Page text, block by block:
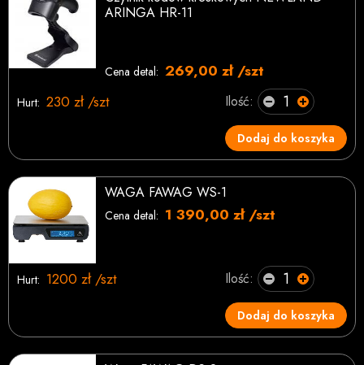
ARINGA HR-11
Cena detal: 269,00 zł /szt
Hurt: 230 zł /szt Ilość:
Dodaj do koszyka
WAGA FAWAG WS-1
Cena detal: 1 390,00 zł /szt
Hurt: 1200 zł /szt Ilość:
Dodaj do koszyka